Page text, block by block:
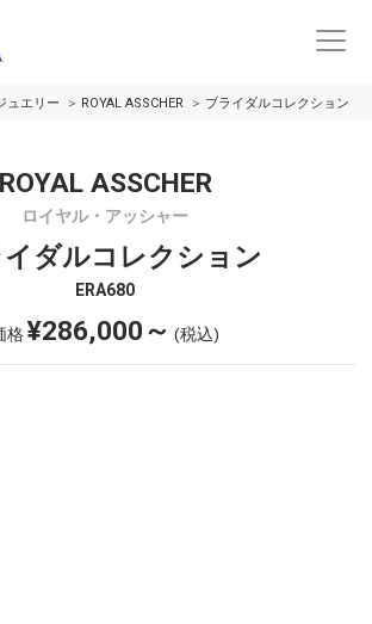
ュエリー ROYAL ASSCHER ブライダルコレクション
ROYAL ASSCHER
ロイヤル・アッシャー
ダルコレクション
ERA680
格¥286,000～ (税込)